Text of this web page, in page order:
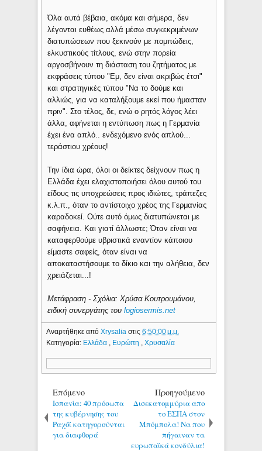
Όλα αυτά βέβαια, ακόμα και σήμερα, δεν
λέγονται ευθέως αλλά μέσω συγκεκριμένων
διατυπώσεων που ξεκινούν με πομπώδεις,
ελκυστικούς τίτλους, ενώ στην πορεία
αργοσβήνουν τη διάσταση του ζητήματος με
εκφράσεις τύπου "Εμ, δεν είναι ακριβώς έτσι"
και στρατηγικές τύπου "Να το δούμε και
αλλιώς, για να καταλήξουμε εκεί που ήμασταν
πριν". Στο τέλος, δε, ενώ ο ρητός λόγος λέει
άλλα, αφήνεται η εντύπωση πως η Γερμανία
έχει ένα απλό.. ενδεχόμενο ενός απλού...
τεράστιου χρέους!
Την ίδια ώρα, όλοι οι δείκτες δείχνουν πως η
Ελλάδα έχει ελαχιστοποιήσει όλου αυτού του
είδους τις υποχρεώσεις προς ιδιώτες, τράπεζες
κ.λ.π., όταν το αντίστοιχο χρέος της Γερμανίας
καραδοκεί. Ούτε αυτό όμως διατυπώνεται με
σαφήνεια. Και γιατί άλλωστε; Όταν είναι να
καταφερθούμε υβριστικά εναντίον κάποιου
είμαστε σαφείς, όταν είναι να
αποκαταστήσουμε το δίκιο και την αλήθεια, δεν
χρειάζεται...!
Μετάφραση - Σχόλια: Χρύσα Κουτρουμάνου,
ειδική συνεργάτης τουlogiosermis.net
Αναρτήθηκε απόXrysaliaστις6:50:00 μ.μ.
Κατηγορία: Ελλάδα , Ευρώπη ,Χρυσαλία
Επόμενο
Ισπανία: 40 πρόσωπα
της κυβέρνησης του
Ραχόϊ κατηγορούνται
για διαφθορά
Προηγούμενο
Δισεκατομμύρια απο
το ΕΣΠΑ στον
Μπόμπολα! Να που
πήγαιναν τα
ευρωπαϊκά κονδύλια!